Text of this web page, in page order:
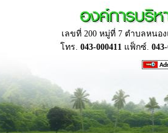
องค์การบริ
เลขที่ 200 หมู่ที่ 7 ตำบลหนอ
โทร. 043-000411แฟ็กซ์.